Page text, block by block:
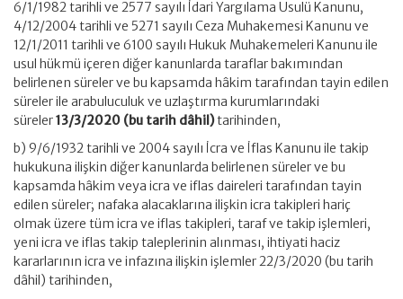
6/1/1982 tarihli ve 2577 sayılı İdari Yargılama Usulü Kanunu,
4/12/2004 tarihli ve 5271 sayılı Ceza Muhakemesi Kanunu ve
12/1/2011 tarihli ve 6100 sayılı Hukuk Muhakemeleri Kanunu ile
usul hükmü içeren diğer kanunlarda taraflar bakımından
belirlenen süreler ve bu kapsamda hâkim tarafından tayin edilen
süreler ile arabuluculuk ve uzlaştırma kurumlarındaki
süreler13/3/2020 (bu tarih dâhil)tarihinden,
b) 9/6/1932 tarihli ve 2004 sayılı İcra ve İflas Kanunu ile takip
hukukuna ilişkin diğer kanunlarda belirlenen süreler ve bu
kapsamda hâkim veya icra ve iflas daireleri tarafından tayin
edilen süreler; nafaka alacaklarına ilişkin icra takipleri hariç
olmak üzere tüm icra ve iflas takipleri, taraf ve takip işlemleri,
yeni icra ve iflas takip taleplerinin alınması, ihtiyati haciz
kararlarının icra ve infazına ilişkin işlemler 22/3/2020 (bu tarih
dâhil) tarihinden,